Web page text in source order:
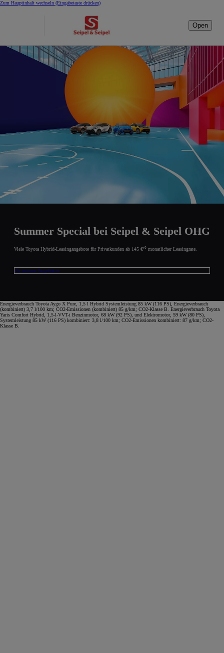
Zum Hauptinhalt wechseln (Eingabetaste drücken)
Open
Summer Special bei Seipel & Seipel OHG
Viele Toyota Hybrid-Leasingangebote für Privatkunden ab 145 €¹⁰ monatlicher Leasingrate.
Zu unseren Angeboten
Energieverbrauch Toyota Aygo X Pure, 1,5 l Hybrid Systemleistung 85 kW (116 PS), Energieverbrauch
(kombiniert) 3,7 l/100 km; CO2-Emissionen (kombiniert) 85 g/km; CO2-Klasse B. Energieverbrauch Toyota
Yaris Comfort Hybrid, 1,5-l-VVT-i Benzinmotor, 68 kW (92 PS), und Elektromotor, 59 kW (80 PS),
Systemleistung 85 kW (116 PS) kombiniert: 3,8 l/100 km; CO2-Emissionen kombiniert: 87 g/km; CO2-
Klasse B.